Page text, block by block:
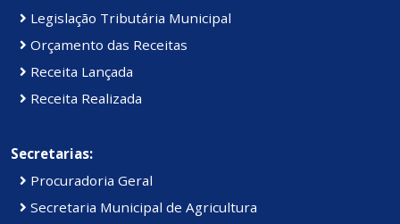
Legislação Tributária Municipal
Orçamento das Receitas
Receita Lançada
Receita Realizada
Secretarias:
Procuradoria Geral
Secretaria Municipal de Agricultura